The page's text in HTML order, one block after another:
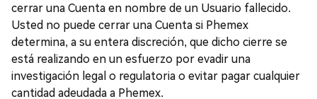
cerrar una Cuenta en nombre de un Usuario fallecido.
Usted no puede cerrar una Cuenta si Phemex
determina, a su entera discreción, que dicho cierre se
está realizando en un esfuerzo por evadir una
investigación legal o regulatoria o evitar pagar cualquier
cantidad adeudada a Phemex.